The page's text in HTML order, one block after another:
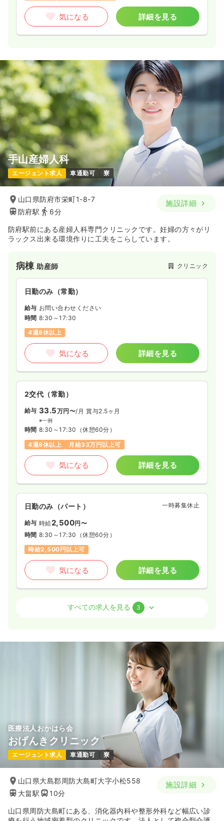
気になる 詳細を見る
手山産婦人科
エージェント求人 車通勤可 寮
山口県防府市栄町1-8-7
防府駅
6分
施設詳細
防府駅前にある産婦人科専門クリニックです。妊婦の方々がリ
ラックス出来る環境作りに工夫をこらしています。
病棟 助産師 クリニック
日勤のみ（常勤）
給与 お問い合わせください
時間 8:30～17:30
4週8休以上
気になる 詳細を見る
2交代（常勤）
給与 33.5万円〜/月 賞与2.5ヶ月
※一例
時間 8:30～17:30 （休憩60分）
4週8休以上
月給33万円以上可
気になる 詳細を見る
日勤のみ（パート） 一時募集休止
給与 時給2,500円〜
時間 8:30～17:30 （休憩60分）
時給2,500円以上可
気になる 詳細を見る
詳細を見る
2交代（常勤） 一時募集休止
給与 24.0万円〜/月 賞与2回
※一例
時間
8:30～17:30
4週8休以上
気になる 詳細を見る
すべての求人を見る 3
医療法人おかはら会
おげんきクリニック
エージェント求人 車通勤可 寮
山口県大島郡周防大島町大字小松558
大畠駅
10分
施設詳細
山口県周防大島町にある、消化器内科や整形外科など幅広い診